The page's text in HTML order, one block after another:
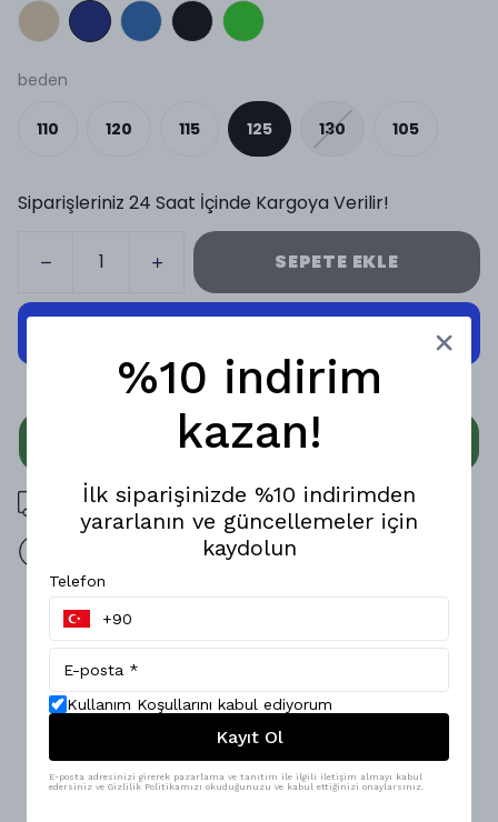
beden
110 120 115 125 130 105
Siparişleriniz 24 Saat İçinde Kargoya Verilir!
SEPETE EKLE
WHATSAPP
3000 TL üzeri ücretsiz kargo
14 gün içinde iade değişim
Ürün Açıklaması
Erkek Triko 3,5 cm Günlük Kemer
Erkek Triko 3,5 cm günlük kemer, şıklığı ve konforu bir arada
sunan modern bir aksesuardır. Mesfeno markası
tarafından tasarlanan bu kemer, günlük kullanım için ideal
bir seçenektir. Farklı renk seçenekleri ile her tarza uyum
sağlar ve kombinlerinizi tamamlar.
%10 indirim
kazan!
İlk siparişinizde %10 indirimden
yararlanın ve güncellemeler için
kaydolun
Telefon
Kullanım Koşullarını kabul ediyorum
Kayıt Ol
E-posta adresinizi girerek pazarlama ve tanıtım ile ilgili iletişim almayı kabul
edersiniz ve Gizlilik Politikamızı okuduğunuzu ve kabul ettiğinizi onaylarsınız.